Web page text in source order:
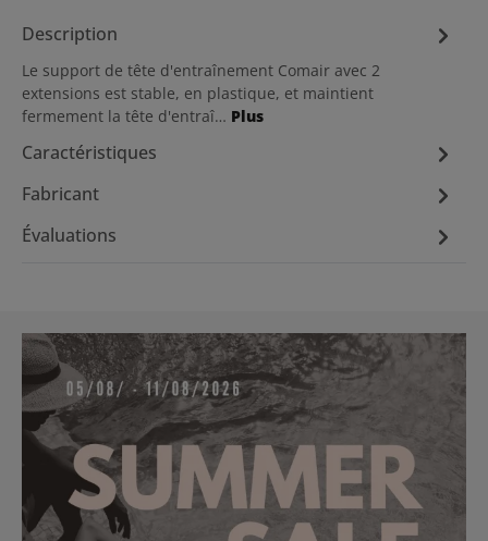
Description
Le support de tête d'entraînement Comair avec 2
extensions est stable, en plastique, et maintient
fermement la tête d'entraî… Plus
Caractéristiques
Fabricant
Évaluations